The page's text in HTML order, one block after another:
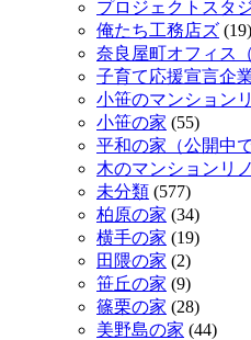
プロジェクトスタ
俺たち工務店ズ (19)
奈良屋町オフィス
子育て応援宣言企
小笹のマンション
小笹の家 (55)
平和の家（公開中
木のマンションリ
未分類 (577)
柏原の家 (34)
横手の家 (19)
田隈の家 (2)
笹丘の家 (9)
篠栗の家 (28)
美野島の家 (44)